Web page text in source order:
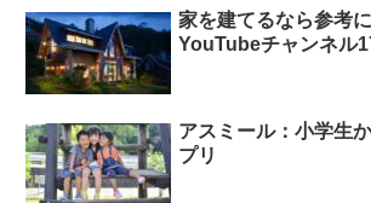
家を建てるなら参考
YouTubeチャンネル
アスミール：小学生
プリ